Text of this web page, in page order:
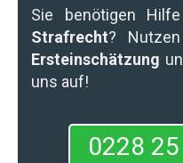
Sie benötigen
Strafrecht?
Ersteinschätzung
uns auf!
0228